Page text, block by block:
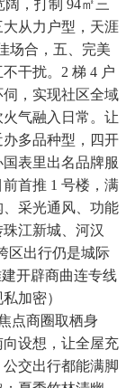
，打制 94㎡三
大从力户型，天涯
场合，五、完美
干扰。2 梯 4 户
，实现社区全域
气融入日常。让
多品种型，四开
表里出名品牌服
首推 1 号楼，满
采光通风、功能
江新城、河汉
区出行仍是城际
开辟商曲连专线
加密）
点商圈取栖身
设想，让全屋充
交出行都能满脚